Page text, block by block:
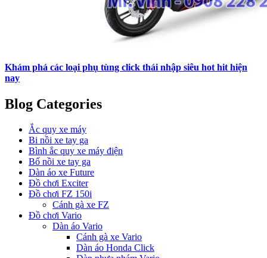
Khám phá các loại phụ tùng click thái nhập siêu hot hit hiện
nay
Blog Categories
Ắc quy xe máy
Bi nồi xe tay ga
Bình ắc quy xe máy điện
Bố nồi xe tay ga
Dàn áo xe Future
Đồ chơi Exciter
Đồ chơi FZ 150i
Cánh gà xe FZ
Đồ chơi Vario
Dàn áo Vario
Cánh gà xe Vario
Dàn áo Honda Click